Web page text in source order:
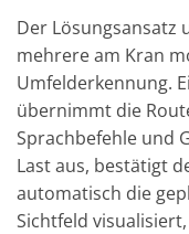
Der Lösungsansatz
mehrere am Kran
Umfelderkennung.
übernimmt die
Sprachbefehle und
Last aus, bestätigt
automatisch die
Sichtfeld